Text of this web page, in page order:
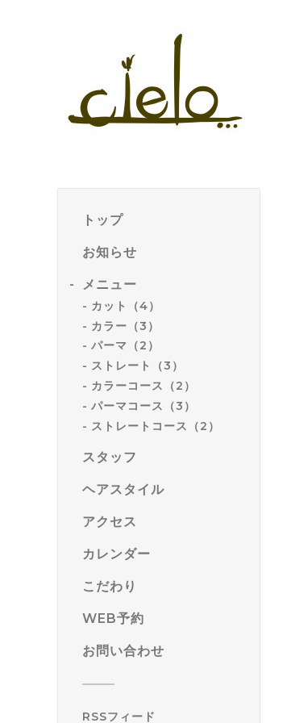
トップ
お知らせ
メニュー
カット（4）
カラー（3）
パーマ（2）
ストレート（3）
カラーコース（2）
パーマコース（3）
ストレートコース（2）
スタッフ
ヘアスタイル
アクセス
カレンダー
こだわり
WEB予約
お問い合わせ
RSSフィード